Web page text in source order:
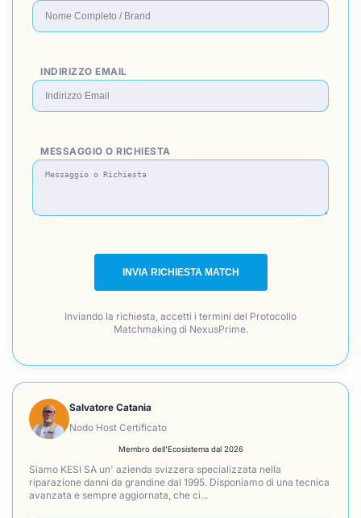
INDIRIZZO EMAIL
MESSAGGIO O RICHIESTA
INVIA RICHIESTA MATCH
Inviando la richiesta, accetti i termini del Protocollo
Matchmaking di NexusPrime.
Salvatore Catania
Nodo Host Certificato
Membro dell'Ecosistema dal 2026
Siamo KESI SA un' azienda svizzera specializzata nella
riparazione danni da grandine dal 1995. Disponiamo di una tecnica
avanzata e sempre aggiornata, che ci...